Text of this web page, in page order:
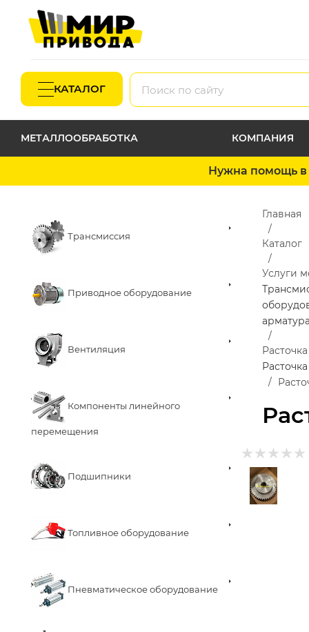
КАТАЛОГ
МЕТАЛЛООБРАБОТКА КОМПАНИЯ
Нужна помощь в
Трансмиссия
Приводное оборудование
Вентиляция
Компоненты линейного
перемещения
Подшипники
Топливное оборудование
Пневматическое оборудование
Главная
Каталог
Услуги
арматура